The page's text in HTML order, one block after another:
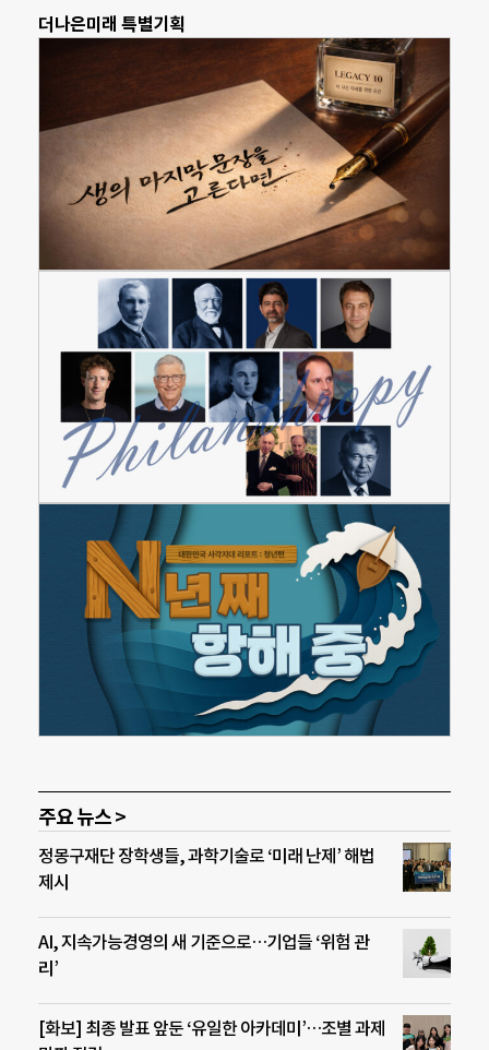
더나은미래 특별기획
주요 뉴스 >
정몽구재단 장학생들, 과학기술로 ‘미래 난제’ 해법
제시
AI, 지속가능경영의 새 기준으로…기업들 ‘위험 관
리’
[화보] 최종 발표 앞둔 ‘유일한 아카데미’…조별 과제